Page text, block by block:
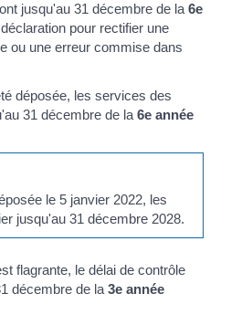
jusqu'au 31 décembre de la 6e
pour rectifier une
ou une erreur commise dans
déposée, les services des
31 décembre de la 6eannée
le 5 janvier 2022, les
jusqu'au 31 décembre 2028.
flagrante, le délai de contrôle
décembre de la 3eannée